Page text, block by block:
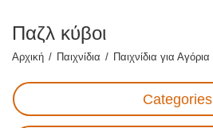
Παζλ κύβοι
Αρχική / Παιχνίδια / Παιχνίδια για Αγόρια
Categories